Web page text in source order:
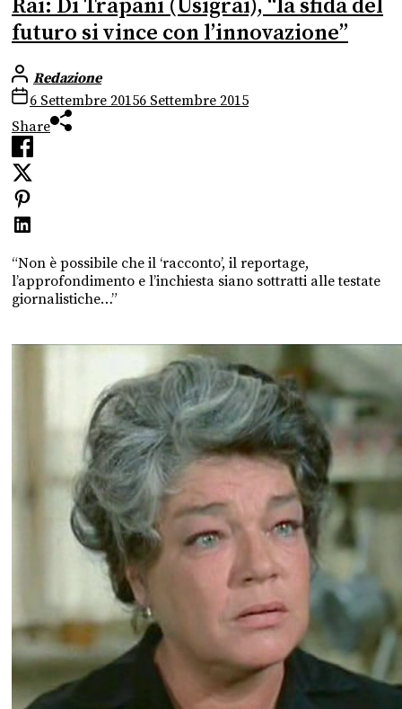
Rai: Di Trapani (Usigrai), “la sfida del
futuro si vince con l’innovazione”
Redazione
6 Settembre 20156 Settembre 2015
Share
“Non è possibile che il ‘racconto’, il reportage,
l’approfondimento e l’inchiesta siano sottratti alle testate
giornalistiche…”